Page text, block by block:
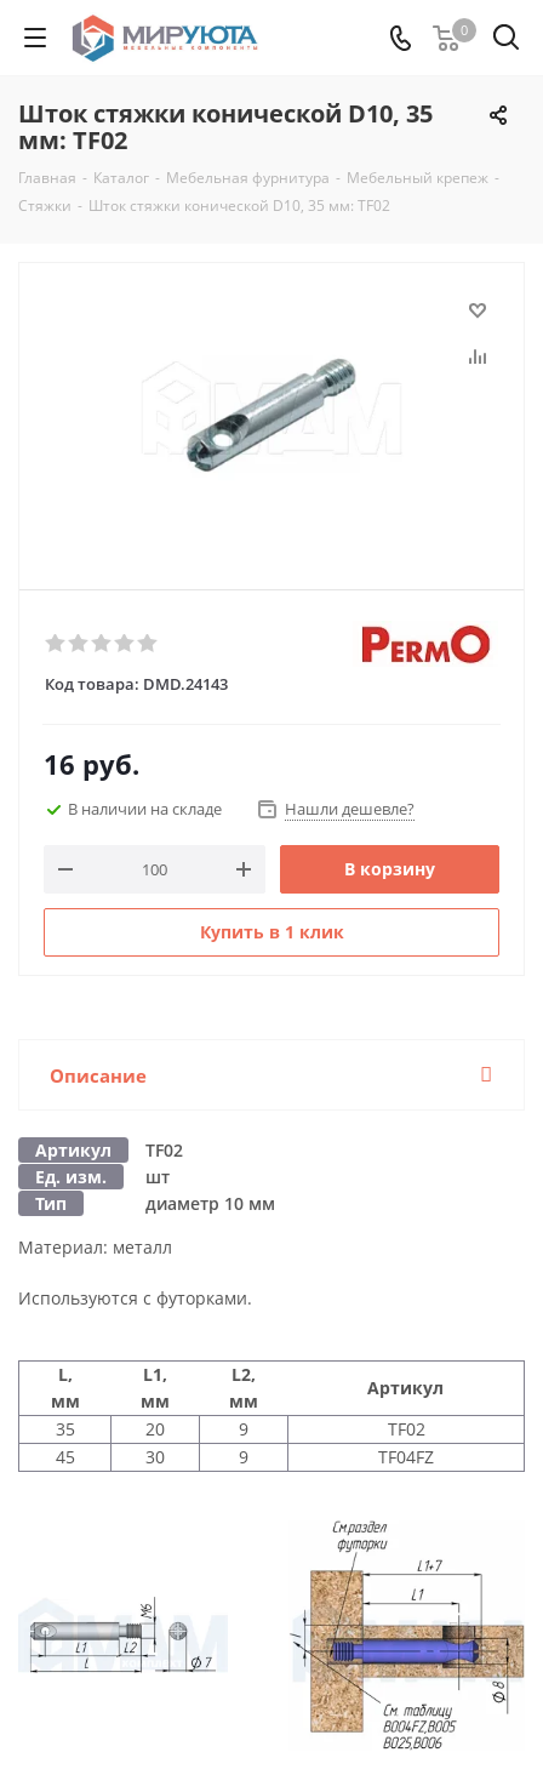
0
Шток стяжки конической D10, 35
мм: TF02
Главная - Каталог - Мебельная фурнитура - Мебельный крепеж -
Стяжки - Шток стяжки конической D10, 35 мм: TF02
Код товара: DMD.24143
16 руб.
В наличии на складе Нашли дешевле?
В корзину
Купить в 1 клик
Описание
Артикул
TF02
Ед. изм.
шт
Тип
диаметр 10 мм
Материал: металл
Используются с футорками.
L,
мм
L1,
мм
L2,
мм
Артикул
35
20 9
TF02
45
30 9 TF04FZ